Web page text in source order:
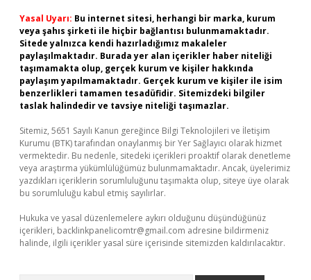
Yasal Uyarı: Bu internet sitesi, herhangi bir marka, kurum
veya şahıs şirketi ile hiçbir bağlantısı bulunmamaktadır.
Sitede yalnızca kendi hazırladığımız makaleler
paylaşılmaktadır. Burada yer alan içerikler haber niteliği
taşımamakta olup, gerçek kurum ve kişiler hakkında
paylaşım yapılmamaktadır. Gerçek kurum ve kişiler ile isim
benzerlikleri tamamen tesadüfidir. Sitemizdeki bilgiler
taslak halindedir ve tavsiye niteliği taşımazlar.
Sitemiz, 5651 Sayılı Kanun gereğince Bilgi Teknolojileri ve İletişim
Kurumu (BTK) tarafından onaylanmış bir Yer Sağlayıcı olarak hizmet
vermektedir. Bu nedenle, sitedeki içerikleri proaktif olarak denetleme
veya araştırma yükümlülüğümüz bulunmamaktadır. Ancak, üyelerimiz
yazdıkları içeriklerin sorumluluğunu taşımakta olup, siteye üye olarak
bu sorumluluğu kabul etmiş sayılırlar.
Hukuka ve yasal düzenlemelere aykırı olduğunu düşündüğünüz
içerikleri, backlinkpanelicomtr@gmail.com adresine bildirmeniz
halinde, ilgili içerikler yasal süre içerisinde sitemizden kaldırılacaktır.